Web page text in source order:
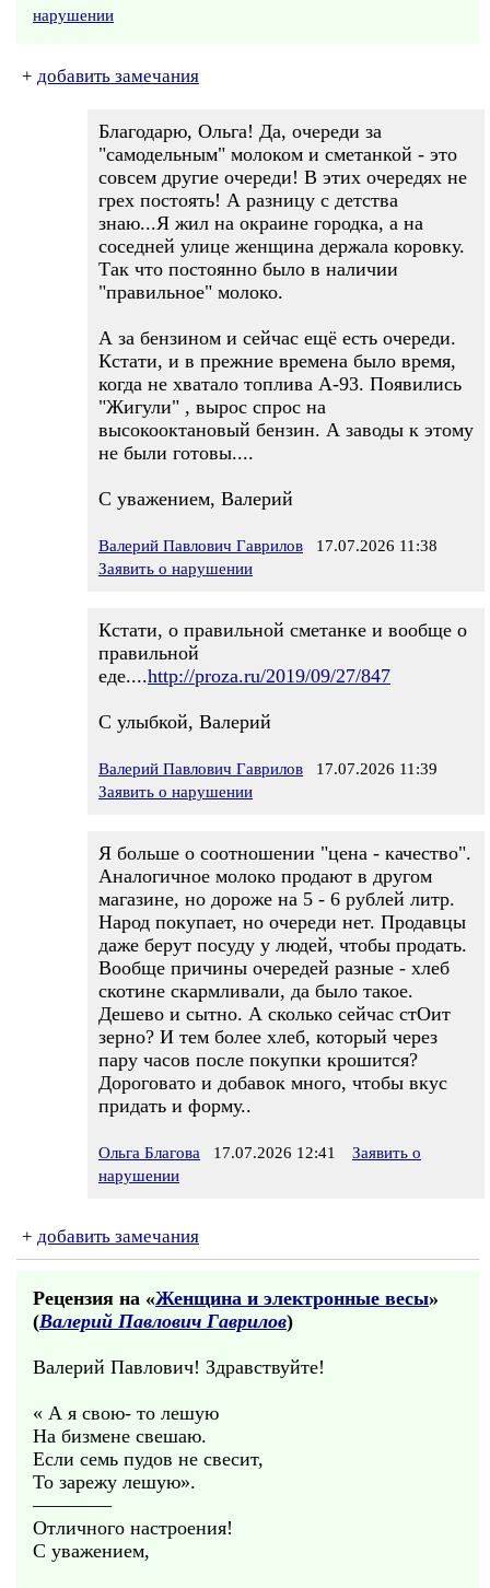
нарушении
+ добавить замечания
Благодарю, Ольга! Да, очереди за
"самодельным" молоком и сметанкой - это
совсем другие очереди! В этих очередях не
грех постоять! А разницу с детства
знаю...Я жил на окраине городка, а на
соседней улице женщина держала коровку.
Так что постоянно было в наличии
"правильное" молоко.
А за бензином и сейчас ещё есть очереди.
Кстати, и в прежние времена было время,
когда не хватало топлива А-93. Появились
"Жигули" , вырос спрос на
высокооктановый бензин. А заводы к этому
не были готовы....
С уважением, Валерий
Валерий Павлович Гаврилов 17.07.2026 11:38
Заявить о нарушении
Кстати, о правильной сметанке и вообще о
правильной
еде....http://proza.ru/2019/09/27/847
С улыбкой, Валерий
Валерий Павлович Гаврилов 17.07.2026 11:39
Заявить о нарушении
Я больше о соотношении "цена - качество".
Аналогичное молоко продают в другом
магазине, но дороже на 5 - 6 рублей литр.
Народ покупает, но очереди нет. Продавцы
даже берут посуду у людей, чтобы продать.
Вообще причины очередей разные - хлеб
скотине скармливали, да было такое.
Дешево и сытно. А сколько сейчас стОит
зерно? И тем более хлеб, который через
пару часов после покупки крошится?
Дороговато и добавок много, чтобы вкус
придать и форму..
Ольга Благова 17.07.2026 12:41
Заявить о
нарушении
+ добавить замечания
Рецензия на «Женщина и электронные весы»
(Валерий Павлович Гаврилов)
Валерий Павлович! Здравствуйте!
« А я свою- то лешую
На бизмене свешаю.
Если семь пудов не свесит,
То зарежу лешую».
————
Отличного настроения!
С уважением,